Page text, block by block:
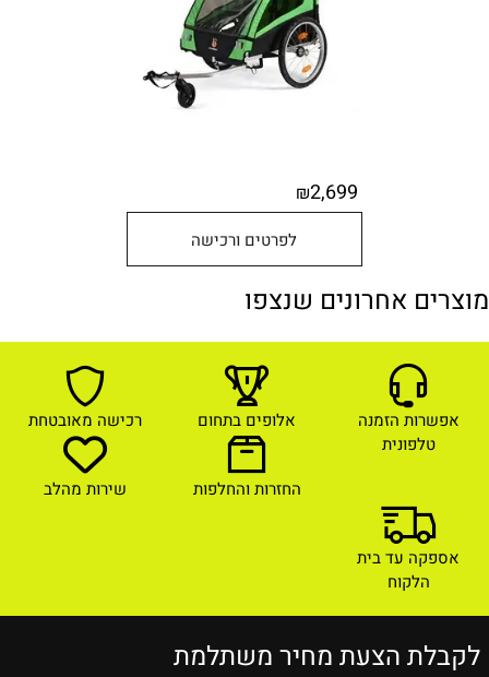
₪2,699
לפרטים ורכישה
מוצרים אחרונים שנצפו
אפשרות הזמנה
טלפונית
אלופים בתחום רכישה מאובטחת
החזרות והחלפות שירות מהלב
אספקה עד בית
הלקוח
לקבלת הצעת מחיר משתלמת